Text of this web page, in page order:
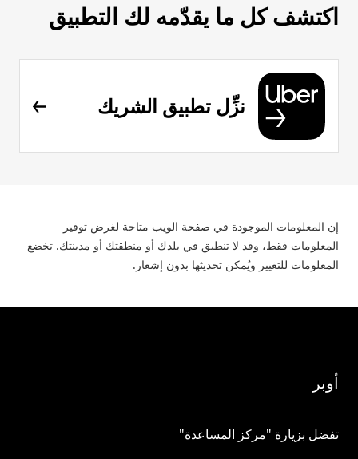
اكتشف كل ما يقدّمه لك التطبيق
نزِّل تطبيق الشريك
إن المعلومات الموجودة في صفحة الويب متاحة لغرض توفير
المعلومات فقط، وقد لا تنطبق في بلدك أو منطقتك أو مدينتك. تخضع
المعلومات للتغيير ويُمكن تحديثها بدون إشعار.
أوبر
تفضل بزيارة "مركز المساعدة"